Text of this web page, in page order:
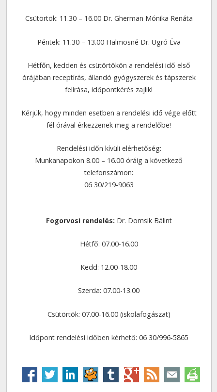
Csütörtök: 11.30 – 16.00 Dr. Gherman Mónika Renáta
Péntek: 11.30 – 13.00 Halmosné Dr. Ugró Éva
Hétfőn, kedden és csütörtökön a rendelési idő első
órájában receptírás, állandó gyógyszerek és tápszerek
felírása, időpontkérés zajlik!
Kérjük, hogy minden esetben a rendelési idő vége előtt
fél órával érkezzenek meg a rendelőbe!
Rendelési időn kívüli elérhetőség:
Munkanapokon 8.00 – 16.00 óráig a következő
telefonszámon:
06 30/219-9063
Fogorvosi rendelés: Dr. Domsik Bálint
Hétfő: 07.00-16.00
Kedd: 12.00-18.00
Szerda: 07.00-13.00
Csütörtök: 07.00-16.00 (iskolafogászat)
Időpont rendelési időben kérhető: 06 30/996-5865